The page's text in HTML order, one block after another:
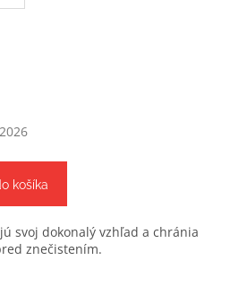
košíka
svoj dokonalý vzhľad a chránia
znečistením.